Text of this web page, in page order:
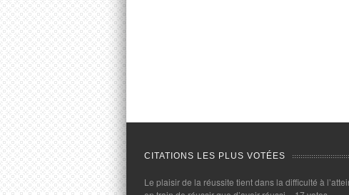
CITATIONS LES PLUS VOTÉES
Le plaisir de la réussite tient dans la difficulté à